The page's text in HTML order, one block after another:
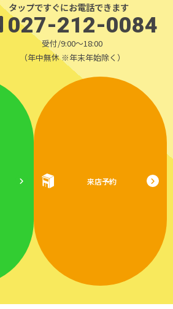
タップですぐにお電話できます
027-212-0084
受付/9:00～18:00
（年中無休 ※年末年始除く）
来店予約